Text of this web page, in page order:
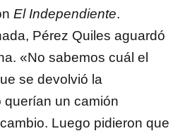
El Independiente.
Pérez Quiles aguardó
«No sabemos cuál el
se devolvió la
querían un camión
Luego pidieron que